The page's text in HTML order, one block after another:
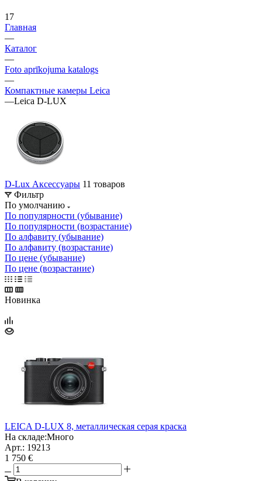
17
Главная
—
Каталог
—
Foto aprīkojuma katalogs
—
Компактные камеры Leica
—Leica D-LUX
D-Lux Аксессуары 11 товаров
Фильтр
По умолчанию
По популярности (убывание)
По популярности (возрастание)
По алфавиту (убывание)
По алфавиту (возрастание)
По цене (убывание)
По цене (возрастание)
Новинка
LEICA D-LUX 8, металлическая серая краска
На складе:Много
Арт.: 19213
1 750 €